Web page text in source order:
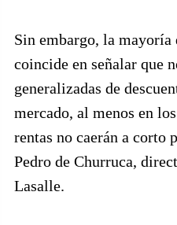
Sin embargo, la mayoría
coincide en señalar que
generalizadas de
mercado, al menos en
rentas no caerán a corto
Pedro de Churruca,
Lasalle.